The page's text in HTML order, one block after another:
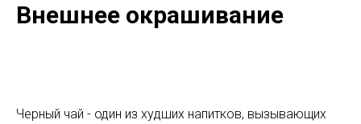
Внешнее окрашивание
Черный чай - один из худших напитков, вызывающих